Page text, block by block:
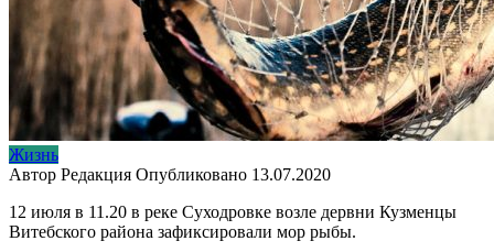
Жизнь
Автор Редакция Опубликовано 13.07.2020
12 июля в 11.20 в реке Суходровке возле дервни Кузменцы
Витебского района зафиксировали мор рыбы.